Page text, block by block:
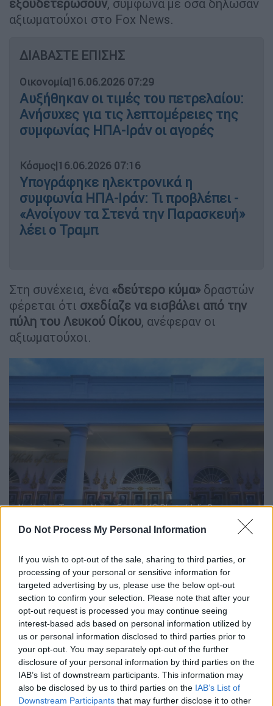
Do Not Process My Personal Information
If you wish to opt-out of the sale, sharing to third parties, or
processing of your personal or sensitive information for
targeted advertising by us, please use the below opt-out
section to confirm your selection. Please note that after your
opt-out request is processed you may continue seeing
interest-based ads based on personal information utilized by
us or personal information disclosed to third parties prior to
your opt-out. You may separately opt-out of the further
disclosure of your personal information by third parties on the
IAB’s list of downstream participants. This information may
also be disclosed by us to third parties on the IAB’s List of
Downstream Participants that may further disclose it to other
εξουδετερώσουν, σύμφωνα με όσα δήλωσαν
αξιωματούχοι στο Fox News.
ΔΙΑΒΑΣΤΕ ΕΠΙΣΗΣ
Οικονομία|16.06.2026 07:29
Αυξήθηκαν οι τιμές του πετρελαίου:
Ανήσυχες για τις λεπτομέρειες της
συμφωνίας ΗΠΑ-Ιράν οι αγορές
Κόσμος|16.06.2026 07:16
Υπογράφηκε ηλεκτρονικά η
συμφωνία ΗΠΑ-Ιράν: Τι προβλέπει -
«Ανοίγουν τα Στενά την Παρασκευή»
λέει ο Τραμπ
Στη συνέχεια, ένα «δεύτερο κύμα» δραστών
φέρεται ότι σχεδίαζε να εισβάλει από την
πύλη του Λευκού Οίκου, ανέφεραν οι
αξιωματούχοι.
Ντόναλντ Τραμπ - Ντάνα Γουάιτ (AP Photo/Julia Demaree
επίθεσης
Σύμφωνα με τηνNew York Post, το FBI
πληροφορήθηκε το σχέδιο στις 10 Ιουνίου
και εκτέλεσε ένταλμα έρευνας στο
Σινσινάτι, όπου πραγματοποιήθηκε και η
πρώτη σύλληψη. Ορισμένοι από τους
φερόμενους ως υπόπτους ταξίδεψαν στο
Φρέντερικσμπεργκ της Βιρτζίνια στις 12 ή